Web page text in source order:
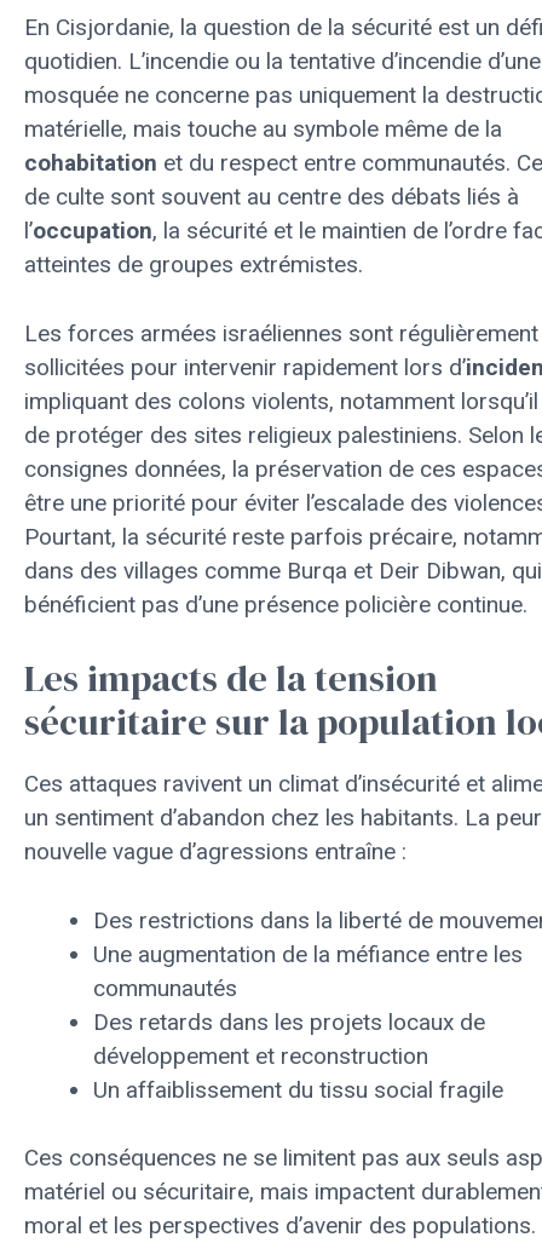
En Cisjordanie, la question de la sécurité est un
quotidien. L’incendie ou la tentative d’incendie d’une
mosquée ne concerne pas uniquement la
matérielle, mais touche au symbole même de la
cohabitation et du respect entre communautés.
de culte sont souvent au centre des débats liés à
l’occupation, la sécurité et le maintien de l’ordre
atteintes de groupes extrémistes.
Les forces armées israéliennes sont régulièrement
sollicitées pour intervenir rapidement lors d’
impliquant des colons violents, notamment lorsqu’il
de protéger des sites religieux palestiniens. Selon
consignes données, la préservation de ces
être une priorité pour éviter l’escalade des
Pourtant, la sécurité reste parfois précaire,
dans des villages comme Burqa et Deir Dibwan,
bénéficient pas d’une présence policière continue.
Les impacts de la tension
sécuritaire sur la population
Ces attaques ravivent un climat d’insécurité et
un sentiment d’abandon chez les habitants. La peur
nouvelle vague d’agressions entraîne :
Des restrictions dans la liberté de
Une augmentation de la méfiance entre les
communautés
Des retards dans les projets locaux de
développement et reconstruction
Un affaiblissement du tissu social fragile
Ces conséquences ne se limitent pas aux seuls
matériel ou sécuritaire, mais impactent
moral et les perspectives d’avenir des populations.